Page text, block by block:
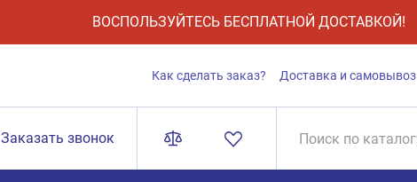
ВОСПОЛЬЗУЙТЕСЬ БЕСПЛАТНОЙ ДОСТАВКОЙ!
Как сделать заказ? Доставка и самовывоз
Заказать звонок